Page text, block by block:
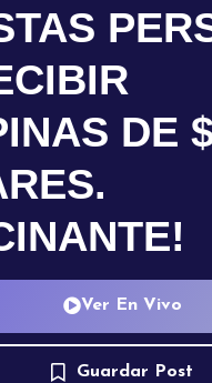
DE
Ver En Vivo
Guardar Post